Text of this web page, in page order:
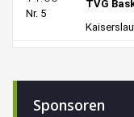
Sponsoren